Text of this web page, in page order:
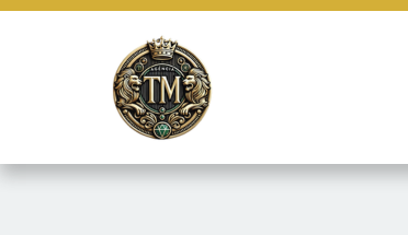
marketing e fornecer conteúdo de terceiros. Leia mais em